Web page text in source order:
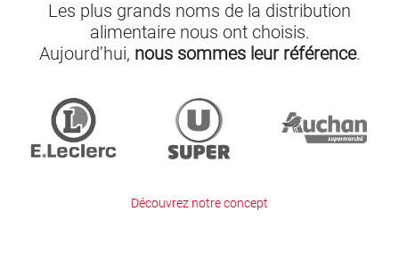
Les plus grands noms de la distribution
alimentaire nous ont choisis.
Aujourd’hui, nous sommes leur référence.
Découvrez notre concept